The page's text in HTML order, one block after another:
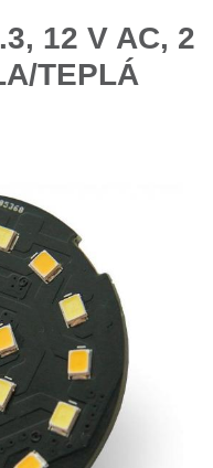
12 V AC, 2
TEPLÁ